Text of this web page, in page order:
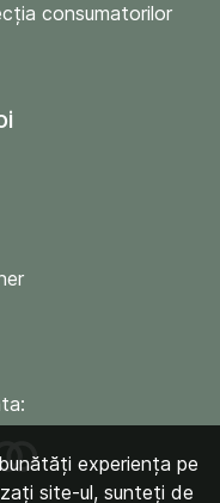
consumatorilor
experiența pe
site-ul, sunteți de